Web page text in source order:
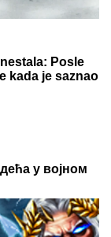
stigne na
planira